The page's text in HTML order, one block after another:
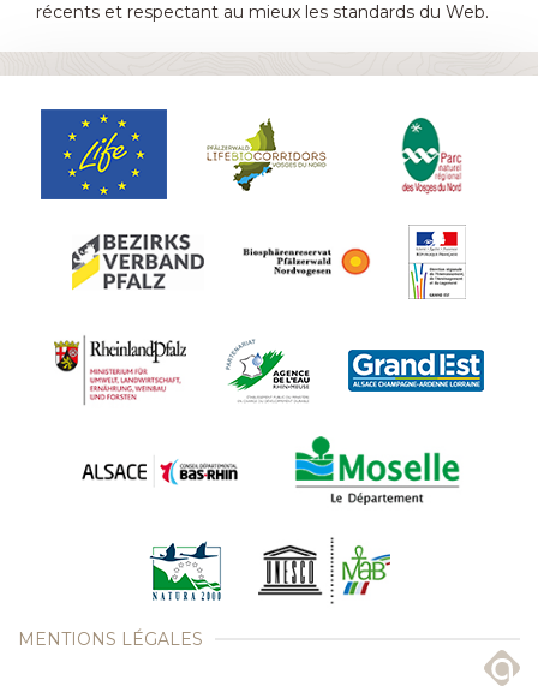
récents et respectant au mieux les standards du Web.
MENTIONS LÉGALES